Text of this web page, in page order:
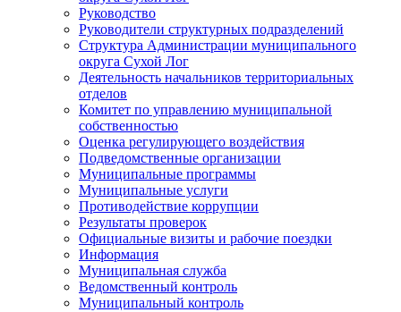
Руководство
Руководители структурных подразделений
Структура Администрации муниципального
округа Сухой Лог
Деятельность начальников территориальных
отделов
Комитет по управлению муниципальной
собственностью
Оценка регулирующего воздействия
Подведомственные организации
Муниципальные программы
Муниципальные услуги
Противодействие коррупции
Результаты проверок
Официальные визиты и рабочие поездки
Информация
Муниципальная служба
Ведомственный контроль
Муниципальный контроль